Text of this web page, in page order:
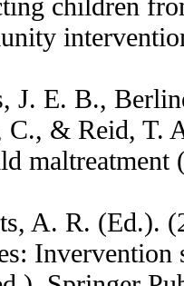
children
J. E. B.,
C., & Reid, T.
maltreatment
A. R. (Ed.).
Invervention